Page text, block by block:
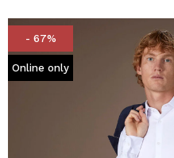
- 67%
Online only